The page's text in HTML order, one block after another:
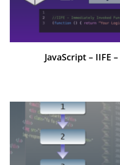
JavaScript – IIFE